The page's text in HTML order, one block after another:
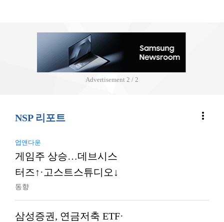
Advertisement 2 / 2
NSP 리포트 more_vert
업앤다운
게임주 상승…데브시스
터즈↑·고스트스튜디오↓
동향
삼성증권, 연금저축 ETF·